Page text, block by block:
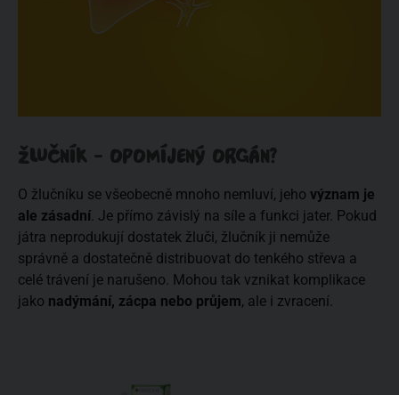
ŽLUČNÍK - OPOMÍJENÝ ORGÁN?
O žlučníku se všeobecně mnoho nemluví, jeho význam je
ale zásadní. Je přímo závislý na síle a funkci jater. Pokud
játra neprodukují dostatek žluči, žlučník ji nemůže
správně a dostatečně distribuovat do tenkého střeva a
celé trávení je narušeno. Mohou tak vznikat komplikace
jako nadýmání, zácpa nebo průjem, ale i zvracení.